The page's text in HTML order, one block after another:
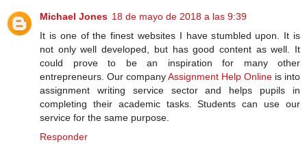
Michael Jones 18 de mayo de 2018 a las 9:39
It is one of the finest websites I have stumbled upon. It is
not only well developed, but has good content as well. It
could prove to be an inspiration for many other
entrepreneurs. Our companyAssignment Help Online is into
assignment writing service sector and helps pupils in
completing their academic tasks. Students can use our
service for the same purpose.
Responder